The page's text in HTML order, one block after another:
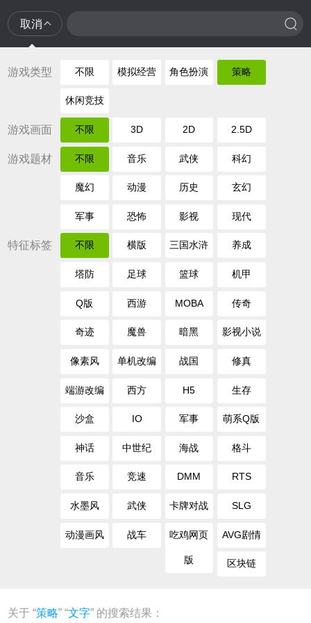
取消
游戏类型 不限 模拟经营 角色扮演 策略
休闲竞技
游戏画面 不限 3D 2D 2.5D
游戏题材 不限 音乐 武侠 科幻
魔幻 动漫 历史 玄幻
军事 恐怖 影视 现代
特征标签 不限 横版 三国水浒 养成
塔防 足球 篮球 机甲
Q版 西游 MOBA 传奇
奇迹 魔兽 暗黑 影视小说
像素风 单机改编 战国 修真
端游改编 西方 H5 生存
沙盒 IO 军事 萌系Q版
神话 中世纪 海战 格斗
音乐 竞速 DMM RTS
水墨风 武侠 卡牌对战 SLG
动漫画风 战车 吃鸡网页
版
AVG剧情
区块链
关于 “策略” “文字” 的搜索结果：